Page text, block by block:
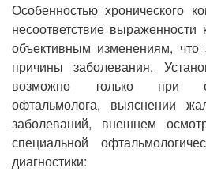
Особенностью хронического
несоответствие выраженности
объективным изменениям, что
причины заболевания.
возможно только при
офтальмолога, выяснении
заболеваний, внешнем
специальной
диагностики: